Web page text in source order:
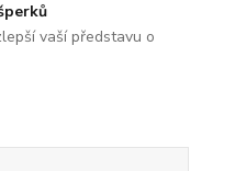
vaší představu o